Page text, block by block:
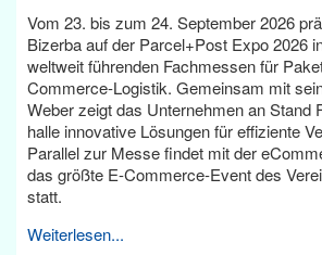
Vom 23. bis zum 24. September 2026
Bizerba auf der Parcel+Post Expo 2026
weltweit führenden Fachmessen für
Commerce-Logistik. Gemeinsam mit
Weber zeigt das Unternehmen an Stand
halle innovative Lösungen für effiziente
Parallel zur Messe findet mit der
das größte E-Commerce-Event des
statt.
Weiterlesen...